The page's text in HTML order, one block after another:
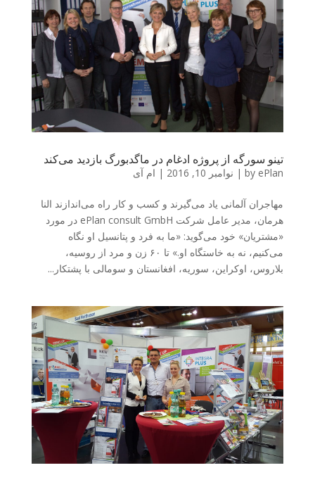
تینو سورگه از پروژه ادغام در ماگدبورگ بازدید می‌کند
by ePlan
| نوامبر 10, 2016 | ام آی
مهاجران آلمانی یاد می‌گیرند و کسب و کار راه می‌اندازند النا
هرمان، مدیر عامل شرکت ePlan consult GmbH در مورد
«مشتریان» خود می‌گوید: «ما به فرد و پتانسیل او نگاه
می‌کنیم، نه به خاستگاه او.» تا ۶۰ زن و مرد از روسیه،
بلاروس، اوکراین، سوریه، افغانستان و سومالی با پشتکار...